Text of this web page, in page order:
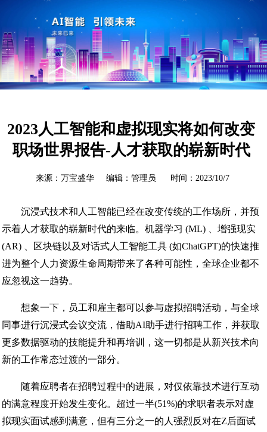
2023人工智能和虚拟现实将如何改变
职场世界报告-人才获取的崭新时代
来源：万宝盛华 编辑：管理员 时间：2023/10/7
沉浸式技术和人工智能已经在改变传统的工作场所，并预
示着人才获取的崭新时代的来临。机器学习 (ML) 、增强现实
(AR) 、区块链以及对话式人工智能工具 (如ChatGPT)的快速推
进为整个人力资源生命周期带来了各种可能性，全球企业都不
应忽视这一趋势。
想象一下，员工和雇主都可以参与虚拟招聘活动，与全球
同事进行沉浸式会议交流，借助AI助手进行招聘工作，并获取
更多数据驱动的技能提升和再培训，这一切都是从新兴技术向
新的工作常态过渡的一部分。
随着应聘者在招聘过程中的进展，对仅依靠技术进行互动
的满意程度开始发生变化。超过一半(51%)的求职者表示对虚
拟现实面试感到满意，但有三分之一的人强烈反对在Z后面试